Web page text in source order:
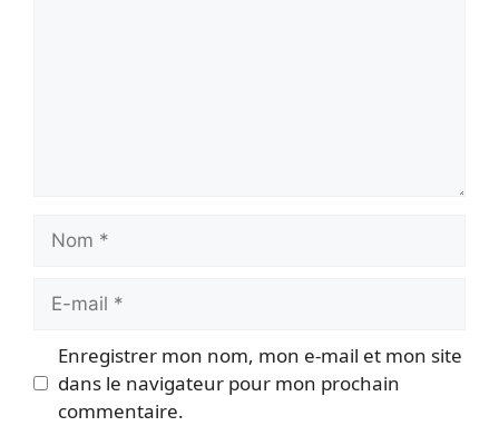
Nom
Enregistrer mon nom, mon e-mail et mon site
dans le navigateur pour mon prochain
commentaire.